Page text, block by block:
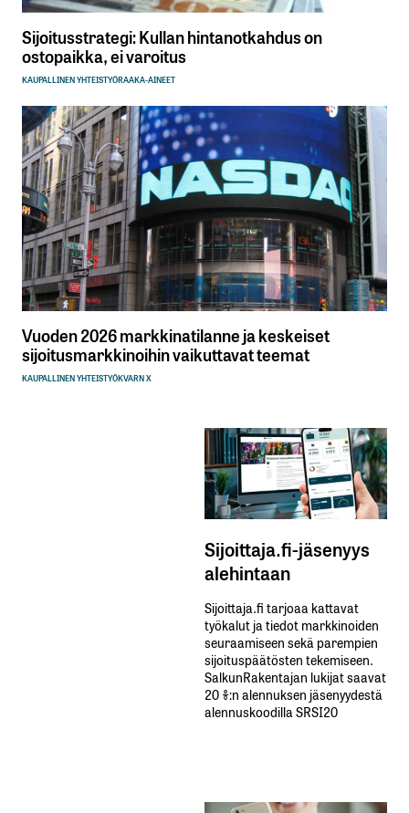
Sijoitusstrategi: Kullan hintanotkahdus on
ostopaikka, ei varoitus
KAUPALLINEN YHTEISTYÖRAAKA-AINEET
Vuoden 2026 markkinatilanne ja keskeiset
sijoitusmarkkinoihin vaikuttavat teemat
KAUPALLINEN YHTEISTYÖKVARN X
Sijoittaja.fi-jäsenyys
alehintaan
Sijoittaja.fi tarjoaa kattavat
työkalut ja tiedot markkinoiden
seuraamiseen sekä parempien
sijoituspäätösten tekemiseen.
SalkunRakentajan lukijat saavat
20 %:n alennuksen jäsenyydestä
alennuskoodilla SRSI20